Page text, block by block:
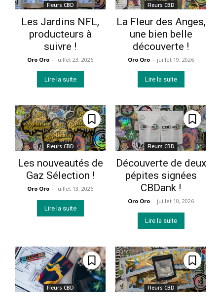
Fleurs CBD
Les Jardins NFL,
producteurs à
suivre !
Oro Oro - juillet 23, 2026
Lire la suite
Fleurs CBD
La Fleur des Anges,
une bien belle
découverte !
Oro Oro - juillet 19, 2026
Lire la suite
Fleurs CBD
Les nouveautés de
Gaz Sélection !
Oro Oro - juillet 13, 2026
Lire la suite
Fleurs CBD
Découverte de deux
pépites signées
CBDank !
Oro Oro - juillet 10, 2026
Lire la suite
Fleurs CBD Fleurs CBD